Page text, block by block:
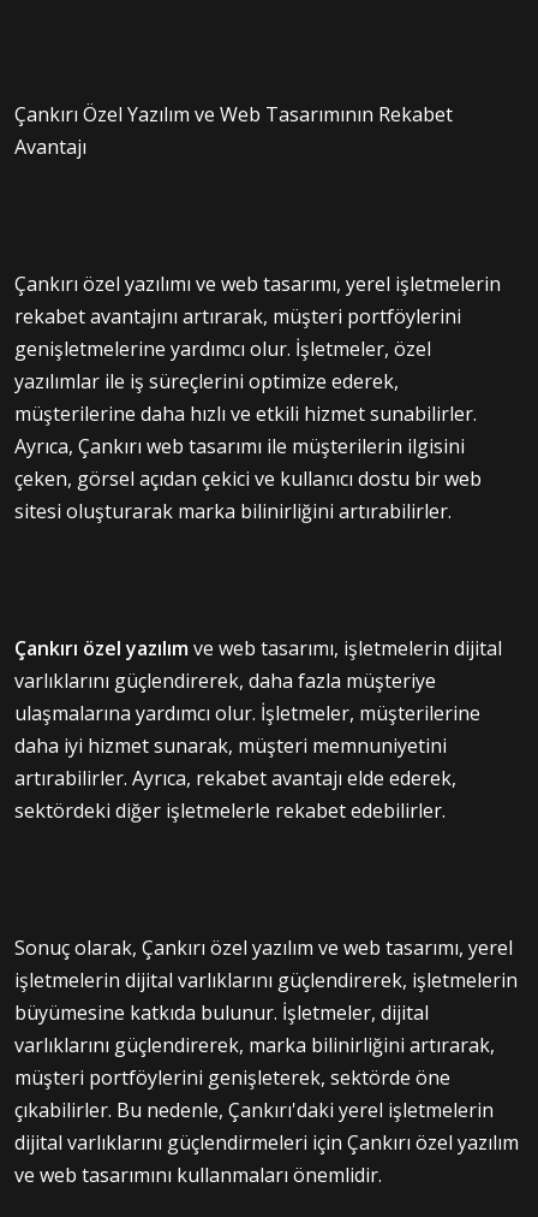
Çankırı Özel Yazılım ve Web Tasarımının Rekabet
Avantajı
Çankırı özel yazılımı ve web tasarımı, yerel işletmelerin
rekabet avantajını artırarak, müşteri portföylerini
genişletmelerine yardımcı olur. İşletmeler, özel
yazılımlar ile iş süreçlerini optimize ederek,
müşterilerine daha hızlı ve etkili hizmet sunabilirler.
Ayrıca, Çankırı web tasarımı ile müşterilerin ilgisini
çeken, görsel açıdan çekici ve kullanıcı dostu bir web
sitesi oluşturarak marka bilinirliğini artırabilirler.
Çankırı özel yazılımve web tasarımı, işletmelerin dijital
varlıklarını güçlendirerek, daha fazla müşteriye
ulaşmalarına yardımcı olur. İşletmeler, müşterilerine
daha iyi hizmet sunarak, müşteri memnuniyetini
artırabilirler. Ayrıca, rekabet avantajı elde ederek,
sektördeki diğer işletmelerle rekabet edebilirler.
Sonuç olarak, Çankırı özel yazılım ve web tasarımı, yerel
işletmelerin dijital varlıklarını güçlendirerek, işletmelerin
büyümesine katkıda bulunur. İşletmeler, dijital
varlıklarını güçlendirerek, marka bilinirliğini artırarak,
müşteri portföylerini genişleterek, sektörde öne
çıkabilirler. Bu nedenle, Çankırı'daki yerel işletmelerin
dijital varlıklarını güçlendirmeleri için Çankırı özel yazılım
ve web tasarımını kullanmaları önemlidir.